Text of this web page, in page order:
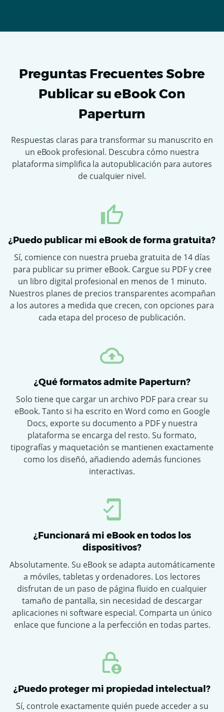
Preguntas Frecuentes Sobre
Publicar su eBook Con
Paperturn
Respuestas claras para transformar su manuscrito en
un eBook profesional. Descubra cómo nuestra
plataforma simplifica la autopublicación para autores
de cualquier nivel.
¿Puedo publicar mi eBook de forma gratuita?
Sí, comience con nuestra prueba gratuita de 14 días
para publicar su primer eBook. Cargue su PDF y cree
un libro digital profesional en menos de 1 minuto.
Nuestros planes de precios transparentes acompañan
a los autores a medida que crecen, con opciones para
cada etapa del proceso de publicación.
¿Qué formatos admite Paperturn?
Solo tiene que cargar un archivo PDF para crear su
eBook. Tanto si ha escrito en Word como en Google
Docs, exporte su documento a PDF y nuestra
plataforma se encarga del resto. Su formato,
tipografías y maquetación se mantienen exactamente
como los diseñó, añadiendo además funciones
interactivas.
¿Funcionará mi eBook en todos los
dispositivos?
Absolutamente. Su eBook se adapta automáticamente
a móviles, tabletas y ordenadores. Los lectores
disfrutan de un paso de página fluido en cualquier
tamaño de pantalla, sin necesidad de descargar
aplicaciones ni software especial. Comparta un único
enlace que funcione a la perfección en todas partes.
¿Puedo proteger mi propiedad intelectual?
Sí, controle exactamente quién puede acceder a su